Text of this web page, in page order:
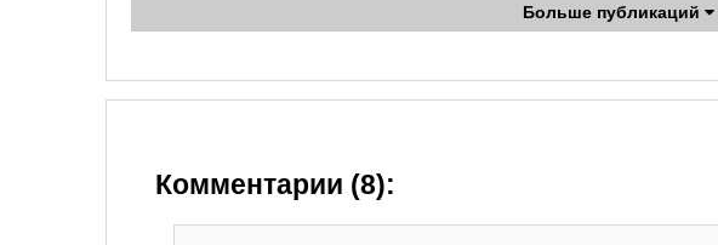
Больше публикаций
Комментарии (8):